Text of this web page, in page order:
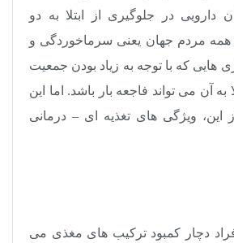
دارویی در جلوگیری از ابتلا به دو
همه مردم جهان یعنی سرماخوردگی و
هایی که با توجه به زیاد بودن جمعیت
به آن می تواند فاجعه بار باشد. اما این
این، ویژگی های تغذیه ای – درمانی
دچار کمبود ترکیب های مغذی می